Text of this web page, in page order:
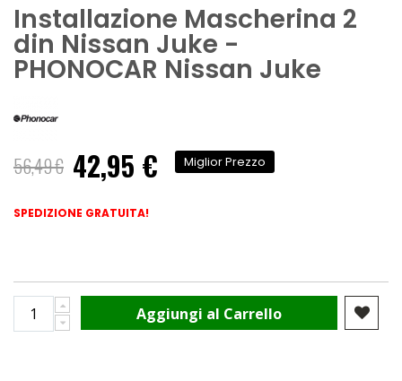
Installazione Mascherina 2
din Nissan Juke -
PHONOCAR Nissan Juke
56,49 €
Prezzo
speciale
42,95 € Miglior Prezzo
SPEDIZIONE GRATUITA!
Aggiungi al Carrello